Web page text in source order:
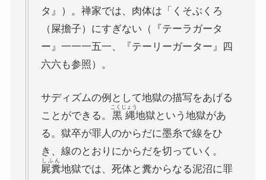
三島由紀夫と日本文学
ロシアの偉大な作家プーシキン・ゴーゴリ
ロシアの文豪ツルゲーネフ
ロシアの大作家チェーホフの名作たち
タ』）。禅家では、肉体は「くそぶくろ
（屎擔子）にすぎない（『テーラガータ
ー』一一一五一、『テーリーガーター』四
六六も参照）。
サディズムの例として地獄の描写をあげる
ことができる。 黒縄
こくじょう
地獄という地獄があ
る。獄卒が罪人のからだに墨糸で線をひ
き、線のとおりにからだを切っていく。
屍糞
しふん
地獄では、死体と糞からなる泥沼に罪